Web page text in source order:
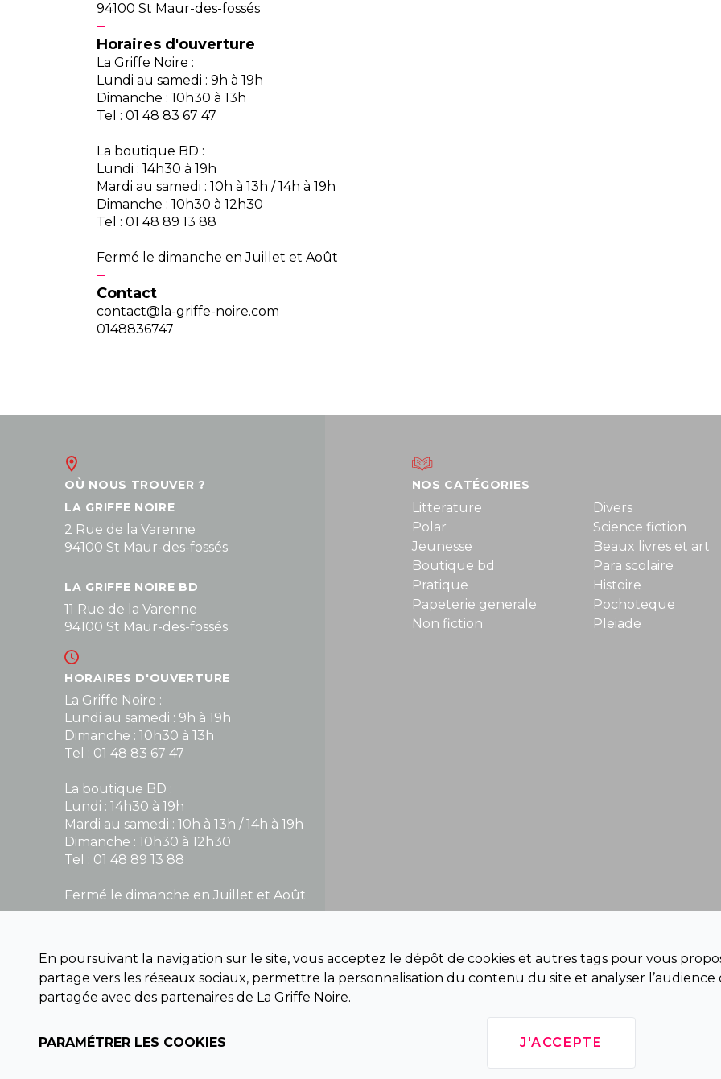
94100 St Maur-des-fossés
Horaires d'ouverture
La Griffe Noire :
Lundi au samedi : 9h à 19h
Dimanche : 10h30 à 13h
Tel : 01 48 83 67 47
La boutique BD :
Lundi : 14h30 à 19h
Mardi au samedi : 10h à 13h / 14h à 19h
Dimanche : 10h30 à 12h30
Tel : 01 48 89 13 88
Fermé le dimanche en Juillet et Août
Contact
contact@la-griffe-noire.com
0148836747
OÙ NOUS TROUVER ?
LA GRIFFE NOIRE
2 Rue de la Varenne
94100 St Maur-des-fossés
LA GRIFFE NOIRE BD
11 Rue de la Varenne
94100 St Maur-des-fossés
HORAIRES D'OUVERTURE
La Griffe Noire :
Lundi au samedi : 9h à 19h
Dimanche : 10h30 à 13h
Tel : 01 48 83 67 47
La boutique BD :
Lundi : 14h30 à 19h
Mardi au samedi : 10h à 13h / 14h à 19h
Dimanche : 10h30 à 12h30
Tel : 01 48 89 13 88
Fermé le dimanche en Juillet et Août
contact@la-griffe-noire.com
NOS CATÉGORIES
Litterature
Polar
Jeunesse
Boutique bd
Pratique
Papeterie generale
Non fiction
Divers
Science fiction
Beaux livres et art
Para scolaire
Histoire
Pochoteque
Pleiade
En poursuivant la navigation sur le site, vous acceptez le dépôt de cookies et autres tags pour vous
partage vers les réseaux sociaux, permettre la personnalisation du contenu du site et analyser
partagée avec des partenaires de La Griffe Noire.
PARAMÉTRER LES COOKIES J'ACCEPTE